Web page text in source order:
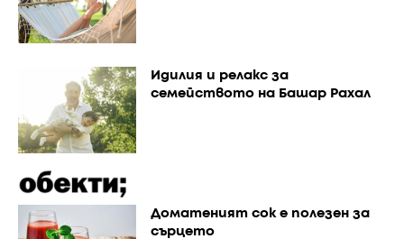
Идилия и релакс за
семейството на Башар Рахал
Доматеният сок е полезен за
сърцето